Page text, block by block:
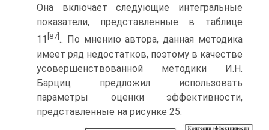
Она включает следующие интегральные
показатели, представлен­ные в таблице
11 [87] .. По мнению автора, данная методика
имеет ряд недостатков, поэтому в качестве
усовершенствованной методики И.Н.
Барциц предложил ис­пользовать
параметры оценки эффективности,
представленные на рисунке 25.